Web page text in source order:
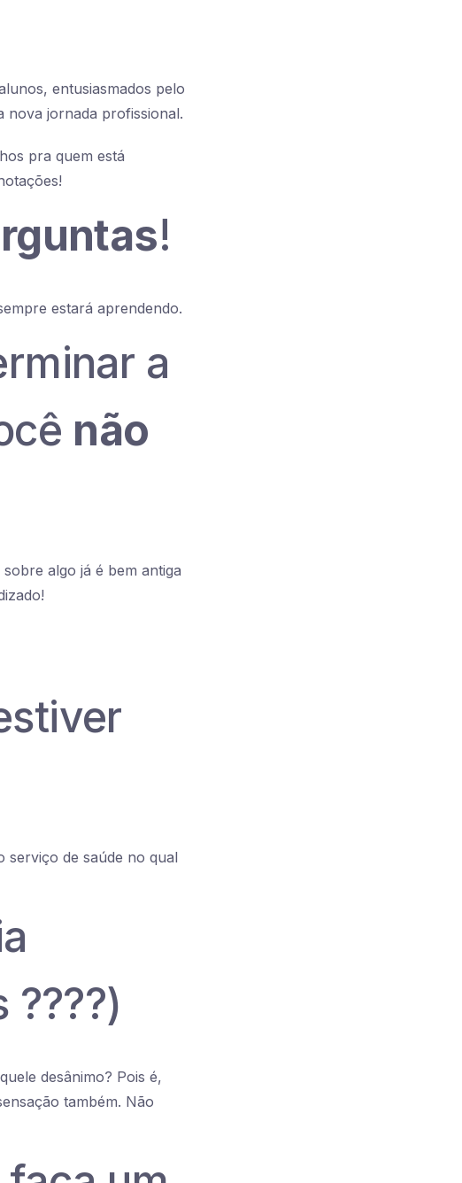
entusiasmados pelo
nova jornada profissional.
pra quem está
!
estará aprendendo.
a
não
algo já é bem antiga
de saúde no qual
desânimo? Pois é,
também. Não